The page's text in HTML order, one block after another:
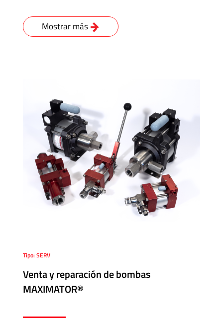
Mostrar más
Tipo: SERV
Venta y reparación de bombas
MAXIMATOR®